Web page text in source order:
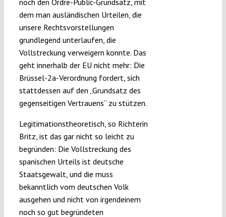
noch den Ordre-Public-Grundsatz, mit
dem man ausländischen Urteilen, die
unsere Rechtsvorstellungen
grundlegend unterlaufen, die
Vollstreckung verweigern konnte. Das
geht innerhalb der EU nicht mehr: Die
Brüssel-2a-Verordnung fordert, sich
stattdessen auf den „Grundsatz des
gegenseitigen Vertrauens“ zu stützen.
Legitimationstheoretisch, so Richterin
Britz, ist das gar nicht so leicht zu
begründen: Die Vollstreckung des
spanischen Urteils ist deutsche
Staatsgewalt, und die muss
bekanntlich vom deutschen Volk
ausgehen und nicht von irgendeinem
noch so gut begründeten